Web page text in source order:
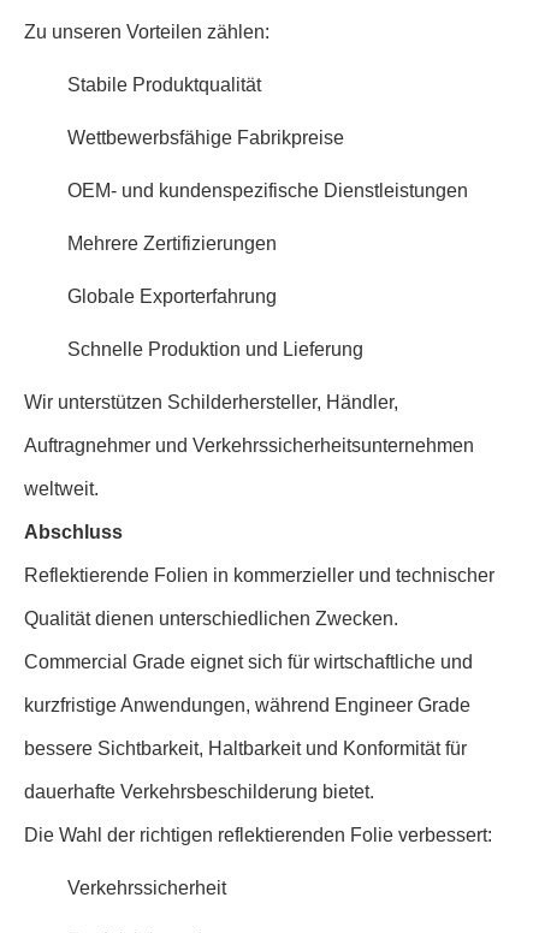
Zu unseren Vorteilen zählen:
Stabile Produktqualität
Wettbewerbsfähige Fabrikpreise
OEM- und kundenspezifische Dienstleistungen
Mehrere Zertifizierungen
Globale Exporterfahrung
Schnelle Produktion und Lieferung
Wir unterstützen Schilderhersteller, Händler,
Auftragnehmer und Verkehrssicherheitsunternehmen
weltweit.
Abschluss
Reflektierende Folien in kommerzieller und technischer
Qualität dienen unterschiedlichen Zwecken.
Commercial Grade eignet sich für wirtschaftliche und
kurzfristige Anwendungen, während Engineer Grade
bessere Sichtbarkeit, Haltbarkeit und Konformität für
dauerhafte Verkehrsbeschilderung bietet.
Die Wahl der richtigen reflektierenden Folie verbessert:
Verkehrssicherheit